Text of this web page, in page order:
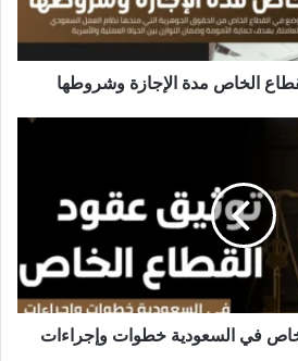
الخاص مدة الإجازة وشروطها
في السعودية خطوات وإجراءات